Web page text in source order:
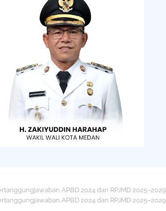
APBD 2024 dan RPJMD 2025–2029
APBD 2024 dan RPJMD 2025–2029